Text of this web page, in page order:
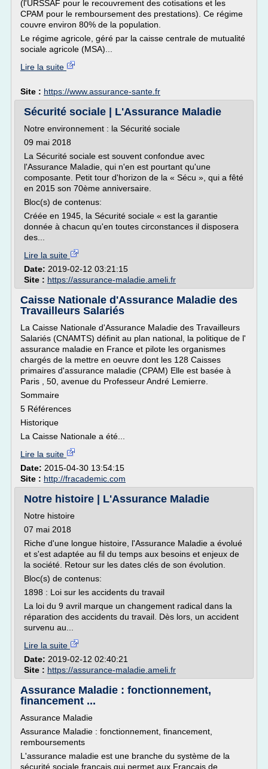
(l'URSSAF pour le recouvrement des cotisations et les
CPAM pour le remboursement des prestations). Ce régime
couvre environ 80% de la population.
Le régime agricole, géré par la caisse centrale de mutualité
sociale agricole (MSA)...
Lire la suite
Site : https://www.assurance-sante.fr
Sécurité sociale | L'Assurance Maladie
Notre environnement : la Sécurité sociale
09 mai 2018
La Sécurité sociale est souvent confondue avec
l'Assurance Maladie, qui n'en est pourtant qu'une
composante. Petit tour d'horizon de la « Sécu », qui a fêté
en 2015 son 70ème anniversaire.
Bloc(s) de contenus:
Créée en 1945, la Sécurité sociale « est la garantie
donnée à chacun qu'en toutes circonstances il disposera
des...
Lire la suite
Date: 2019-02-12 03:21:15
Site : https://assurance-maladie.ameli.fr
Caisse Nationale d'Assurance Maladie des
Travailleurs Salariés
La Caisse Nationale d'Assurance Maladie des Travailleurs
Salariés (CNAMTS) définit au plan national, la politique de l'
assurance maladie en France et pilote les organismes
chargés de la mettre en oeuvre dont les 128 Caisses
primaires d'assurance maladie (CPAM) Elle est basée à
Paris , 50, avenue du Professeur André Lemierre.
Sommaire
5 Références
Historique
La Caisse Nationale a été...
Lire la suite
Date: 2015-04-30 13:54:15
Site : http://fracademic.com
Notre histoire | L'Assurance Maladie
Notre histoire
07 mai 2018
Riche d'une longue histoire, l'Assurance Maladie a évolué
et s'est adaptée au fil du temps aux besoins et enjeux de
la société. Retour sur les dates clés de son évolution.
Bloc(s) de contenus:
1898 : Loi sur les accidents du travail
La loi du 9 avril marque un changement radical dans la
réparation des accidents du travail. Dès lors, un accident
survenu au...
Lire la suite
Date: 2019-02-12 02:40:21
Site : https://assurance-maladie.ameli.fr
Assurance Maladie : fonctionnement,
financement ...
Assurance Maladie
Assurance Maladie : fonctionnement, financement,
remboursements
L'assurance maladie est une branche du système de la
sécurité sociale français qui permet aux Français de